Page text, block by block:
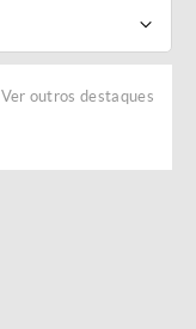
Ver outros destaques